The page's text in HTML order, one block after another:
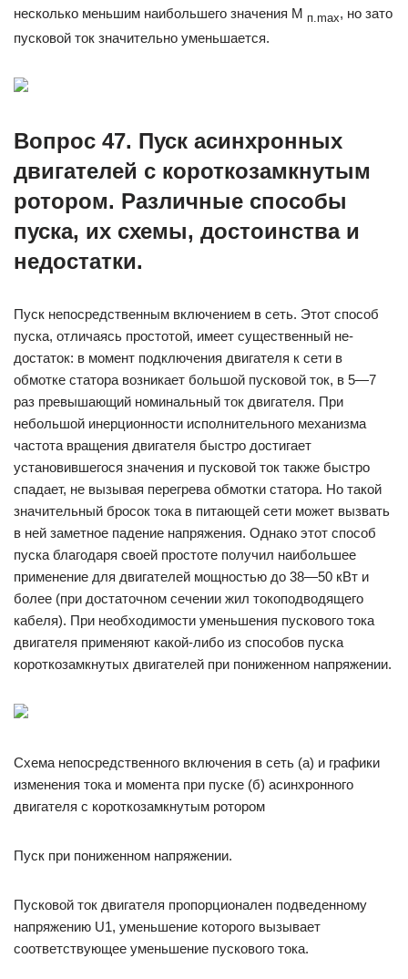
несколько меньшим наибольшего значения М п.mах, но зато
пусковой ток значительно уменьшается.
Вопрос 47. Пуск асинхронных
двигателей с короткозамкнутым
ротором. Различные способы
пуска, их схемы, достоинства и
недостатки.
Пуск непосредственным включением в сеть. Этот способ
пуска, отличаясь простотой, имеет существенный не­
достаток: в момент подключения двигателя к сети в
обмотке ста­тора возникает большой пусковой ток, в 5—7
раз превышающий номинальный ток двигателя. При
небольшой инерционности ис­полнительного механизма
частота вращения двигателя быстро достигает
установившегося значения и пусковой ток также быстро
спадает, не вызывая перегрева обмотки статора. Но такой
значи­тельный бросок тока в питающей сети может вызвать
в ней замет­ное падение напряжения. Однако этот способ
пуска благодаря своей простоте получил наибольшее
применение для двигателей мощностью до 38—50 кВт и
более (при достаточном сечении жил токоподводящего
кабеля). При необходимости уменьшения пуско­вого тока
двигателя применяют какой-либо из способов пуска
короткозамкнутых двигателей при пониженном напряжении.
Схема непосредственного включения в сеть (а) и графики
изменения тока и момента при пуске (б) асинхронного
двигателя с короткозамкнутым ротором
Пуск при пониженном напряжении.
Пусковой ток двигателя пропорционален подведенному
напряже­нию U1, уменьшение которого вызывает
соответствующее умень­шение пускового тока.